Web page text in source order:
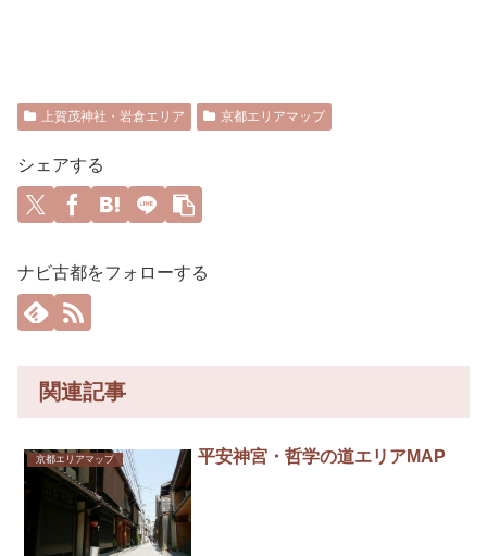
上賀茂神社・岩倉エリア 京都エリアマップ
シェアする
ナビ古都をフォローする
関連記事
京都エリアマップ 平安神宮・哲学の道エリアMAP